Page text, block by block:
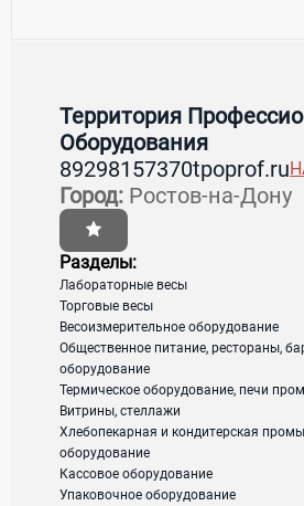
Страна:РоссияРегион:
Город:Ростов-на-Дону
проспект Ленина, 145
загрузка карты...
Территория
Оборудования
89298157370tpoprof.ru
Город: Ростов-на-Дону
Разделы:
Лабораторные весы
Торговые весы
Весоизмерительное оборудование
Общественное питание, рестораны,
оборудование
Термическое оборудование, печи
Витрины, стеллажи
Хлебопекарная и кондитерская
оборудование
Кассовое оборудование
Упаковочное оборудование